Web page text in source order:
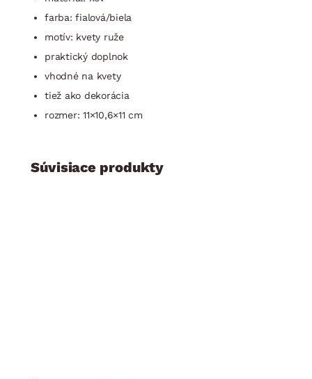
farba: fialová/biela
motív: kvety ruže
praktický doplnok
vhodné na kvety
tiež ako dekorácia
rozmer: 11×10,6×11 cm
Súvisiace produkty